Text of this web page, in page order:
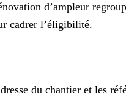
d’ampleur
cadrer l’éligibilité.
du chantier et les